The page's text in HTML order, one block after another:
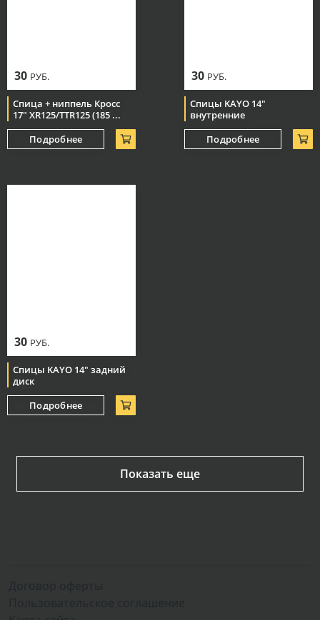
30 РУБ.
Спица + ниппель Кросс
17" XR125/TTR125 (185 ...
Подробнее
30 РУБ.
Спицы KAYO 14"
внутренние
Подробнее
30 РУБ.
Спицы KAYO 14" задний
диск
Подробнее
Показать еще